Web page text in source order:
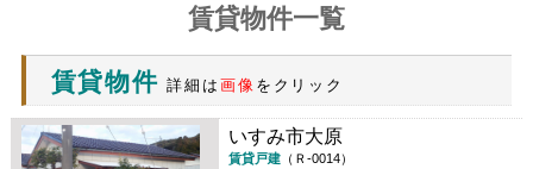
賃貸物件一覧
賃貸物件 詳細は 画像 をクリック
いすみ市大原
賃貸戸建（Ｒ-0014）